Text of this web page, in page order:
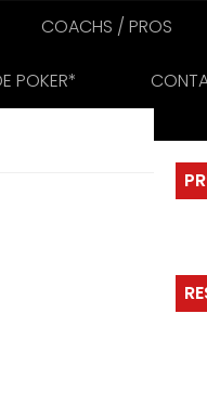
COACHS / PROS
POKER*